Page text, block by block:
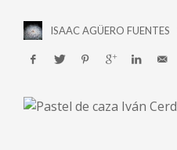
ISAAC AGÜERO FUENTES